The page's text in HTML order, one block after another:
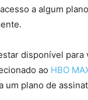
a algum
disponível para
ao HBO
um plano de